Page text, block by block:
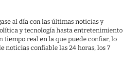
al día con las últimas noticias y
y tecnología hasta entretenimiento
tiempo real en la que puede confiar, lo
noticias confiable las 24 horas, los 7